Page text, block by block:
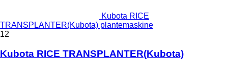
Kubota RICE
TRANSPLANTER(Kubota) plantemaskine
12
Kubota RICE TRANSPLANTER(Kubota)